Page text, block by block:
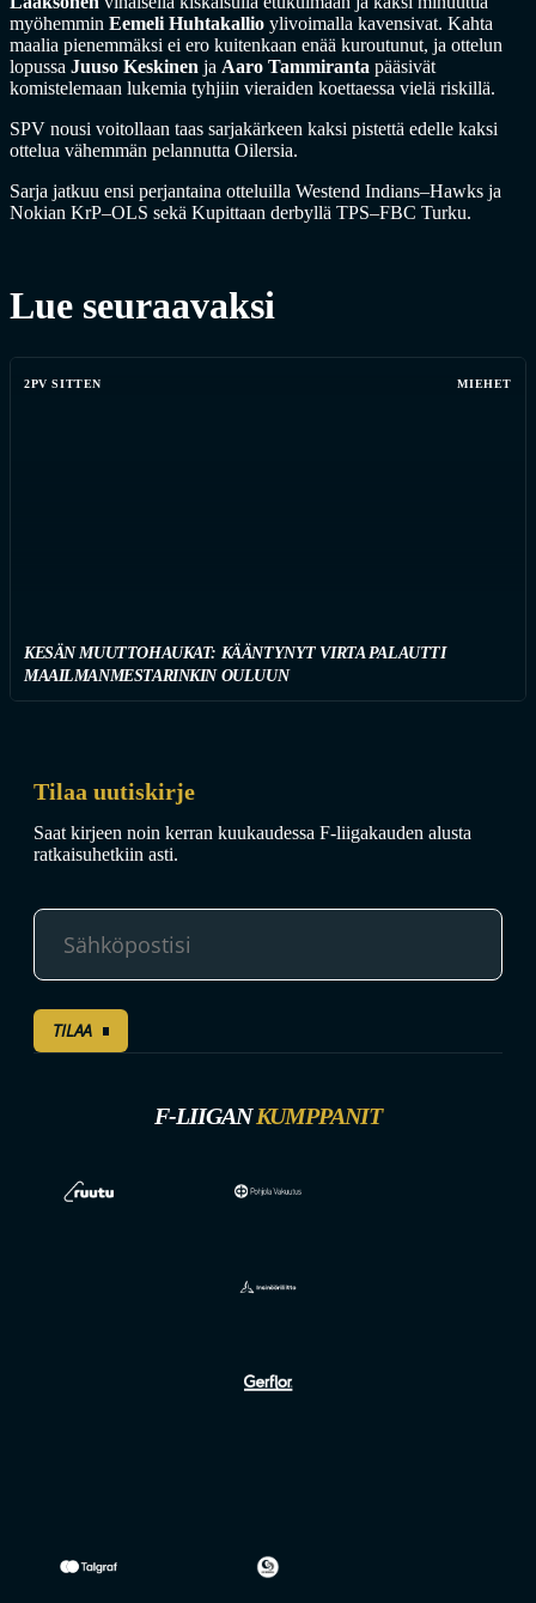
myöhemmin Eemeli Huhtakallio ylivoimalla kavensivat. Kahta
maalia pienemmäksi ei ero kuitenkaan enää kuroutunut, ja ottelun
lopussa Juuso Keskinen ja Aaro Tammiranta pääsivät
komistelemaan lukemia tyhjiin vieraiden koettaessa vielä riskillä.
SPV nousi voitollaan taas sarjakärkeen kaksi pistettä edelle kaksi
ottelua vähemmän pelannutta Oilersia.
Sarja jatkuu ensi perjantaina otteluilla Westend Indians–Hawks ja
Nokian KrP–OLS sekä Kupittaan derbyllä TPS–FBC Turku.
Lue seuraavaksi
2PV SITTEN MIEHET
KESÄN MUUTTOHAUKAT: KÄÄNTYNYT VIRTA PALAUTTI
MAAILMANMESTARINKIN OULUUN
Tilaa uutiskirje
Saat kirjeen noin kerran kuukaudessa F-liigakauden alusta
ratkaisuhetkiin asti.
TILAA
F-LIIGANKUMPPANIT